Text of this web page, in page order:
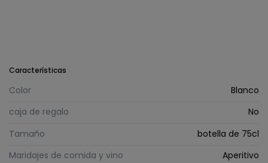
Características
Color
Blanco
caja de regalo
No
Tamaño
botella de 75cl
Maridajes de comida y vino
Aperitivo